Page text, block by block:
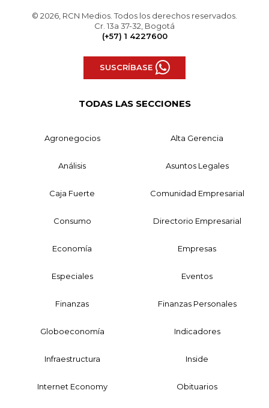
© 2026, RCN Medios. Todos los derechos reservados.
Cr. 13a 37-32, Bogotá
(+57) 1 4227600
SUSCRÍBASE
TODAS LAS SECCIONES
Agronegocios Alta Gerencia
Análisis Asuntos Legales
Caja Fuerte Comunidad Empresarial
Consumo Directorio Empresarial
Economía Empresas
Especiales Eventos
Finanzas Finanzas Personales
Globoeconomía Indicadores
Infraestructura Inside
Internet Economy Obituarios